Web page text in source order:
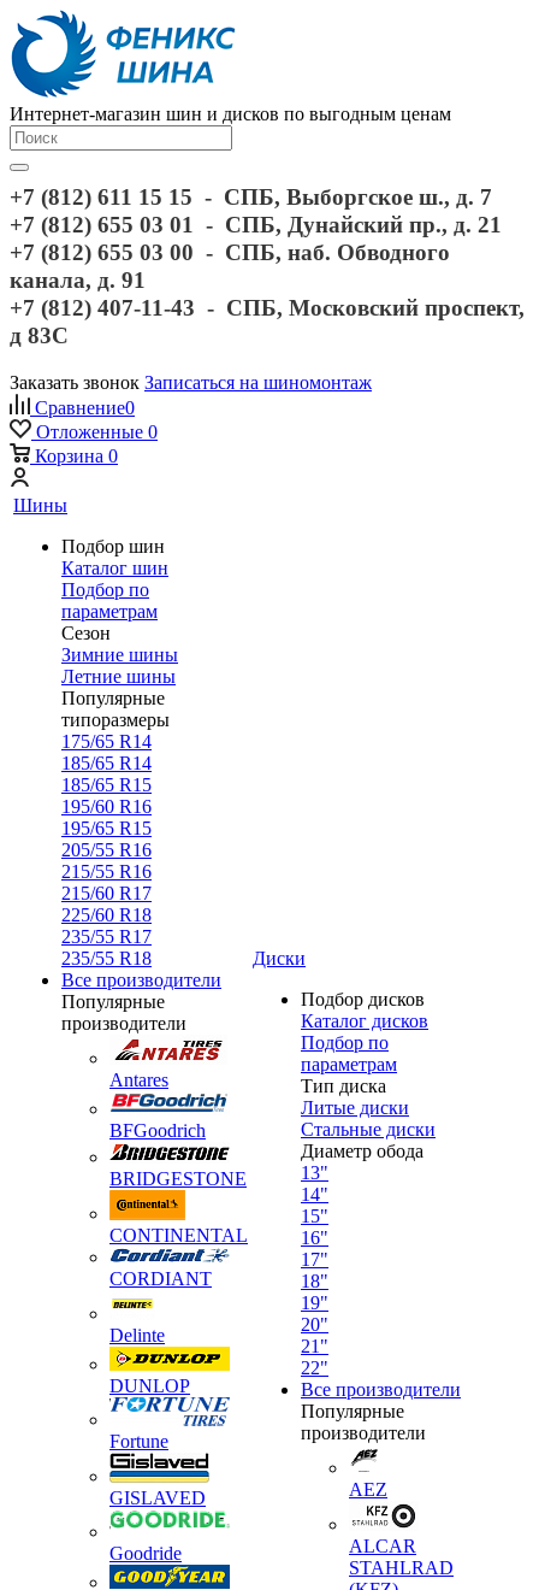
Интернет-магазин шин и дисков по выгодным ценам
+7 (812) 611 15 15 - СПБ, Выборгское ш., д. 7
+7 (812) 655 03 01 - СПБ, Дунайский пр., д. 21
+7 (812) 655 03 00 - СПБ, наб. Обводного
канала, д. 91
+7 (812) 407-11-43 - СПБ, Московский проспект,
д 83С
Заказать звонок Записаться на шиномонтаж
Сравнение0
Отложенные 0
Корзина 0
Шины
Подбор шин
Каталог шин
Подбор по
параметрам
Сезон
Зимние шины
Летние шины
Популярные
типоразмеры
175/65 R14
185/65 R14
185/65 R15
195/60 R16
195/65 R15
205/55 R16
215/55 R16
215/60 R17
225/60 R18
235/55 R17
235/55 R18
Все производители
Популярные
производители
Antares
BFGoodrich
BRIDGESTONE
CONTINENTAL
CORDIANT
Delinte
DUNLOP
Fortune
GISLAVED
Goodride
Диски
Подбор дисков
Каталог дисков
Подбор по
параметрам
Тип диска
Литые диски
Стальные диски
Диаметр обода
13"
14"
15"
16"
17"
18"
19"
20"
21"
22"
Все производители
Популярные
производители
AEZ
ALCAR
STAHLRAD